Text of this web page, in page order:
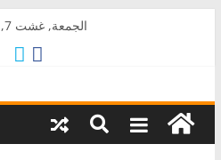
الجمعة, غشت 7, 2026
AkalPress
منبر